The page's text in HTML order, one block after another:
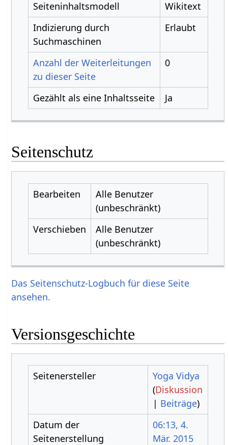
Seiteninhaltsmodell
Wikitext
Indizierung durch
Suchmaschinen
Erlaubt
Anzahl der Weiterleitungen
zu dieser Seite
0
Gezählt als eine Inhaltsseite Ja
Seitenschutz
Bearbeiten
Alle Benutzer
(unbeschränkt)
Verschieben
Alle Benutzer
(unbeschränkt)
Das Seitenschutz-Logbuch für diese Seite
ansehen.
Versionsgeschichte
Seitenersteller
Yoga Vidya
(Diskussion
| Beiträge)
Datum der
Seitenerstellung
06:13, 4.
Mär. 2015